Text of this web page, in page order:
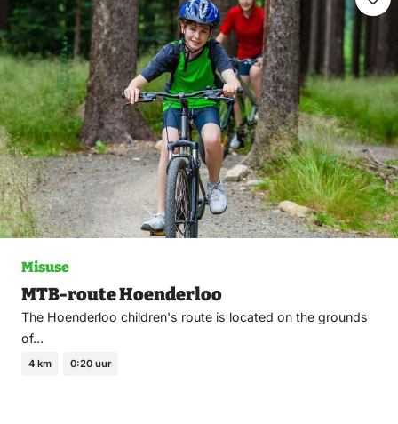
Misuse
MTB-route Hoenderloo
The Hoenderloo children's route is located on the grounds
of…
4 km 0:20 uur